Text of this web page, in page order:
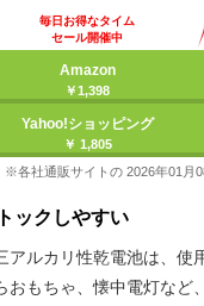
毎日お得なタイム
セール開催中
Amazon
￥1,398
Yahoo!ショッピング
￥ 1,805
※各社通販サイトの 2026年01月
ックしやすい
アルカリ性乾電池は、使
おもちゃ、懐中電灯など